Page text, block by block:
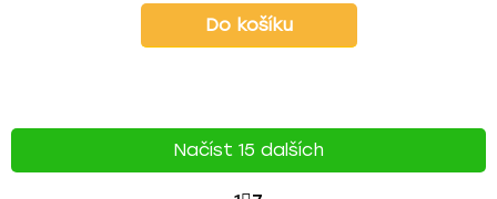
Do košíku
Načíst 15 dalších
S